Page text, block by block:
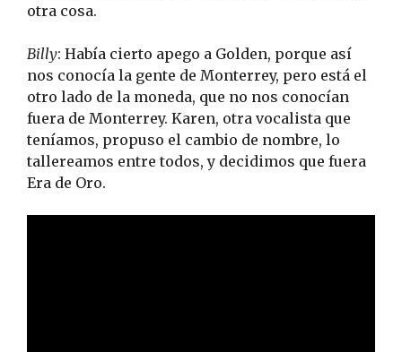
otra cosa.
Billy: Había cierto apego a Golden, porque así
nos conocía la gente de Monterrey, pero está el
otro lado de la moneda, que no nos conocían
fuera de Monterrey. Karen, otra vocalista que
teníamos, propuso el cambio de nombre, lo
tallereamos entre todos, y decidimos que fuera
Era de Oro.